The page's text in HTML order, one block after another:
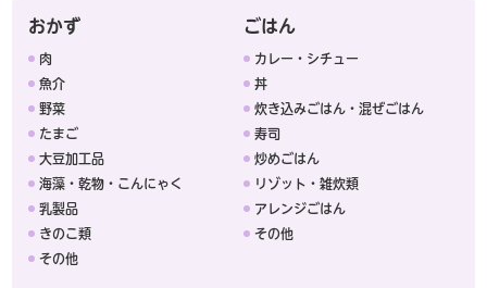
おかず
肉
魚介
野菜
たまご
大豆加工品
海藻・乾物・こんにゃく
乳製品
きのこ類
その他
ごはん
カレー・シチュー
丼
炊き込みごはん・混ぜごはん
寿司
炒めごはん
リゾット・雑炊類
アレンジごはん
その他